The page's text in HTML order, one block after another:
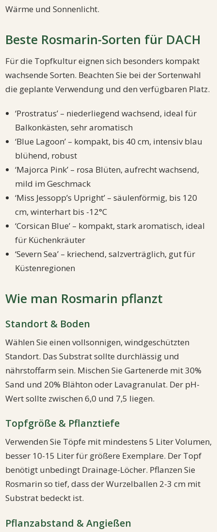
Wärme und Sonnenlicht.
Beste Rosmarin-Sorten für DACH
Für die Topfkultur eignen sich besonders kompakt
wachsende Sorten. Beachten Sie bei der Sortenwahl
die geplante Verwendung und den verfügbaren Platz.
‘Prostratus’ – niederliegend wachsend, ideal für
Balkonkästen, sehr aromatisch
‘Blue Lagoon’ – kompakt, bis 40 cm, intensiv blau
blühend, robust
‘Majorca Pink’ – rosa Blüten, aufrecht wachsend,
mild im Geschmack
‘Miss Jessopp’s Upright’ – säulenförmig, bis 120
cm, winterhart bis -12°C
‘Corsican Blue’ – kompakt, stark aromatisch, ideal
für Küchenkräuter
‘Severn Sea’ – kriechend, salzverträglich, gut für
Küstenregionen
Wie man Rosmarin pflanzt
Standort & Boden
Wählen Sie einen vollsonnigen, windgeschützten
Standort. Das Substrat sollte durchlässig und
nährstoffarm sein. Mischen Sie Gartenerde mit 30%
Sand und 20% Blähton oder Lavagranulat. Der pH-
Wert sollte zwischen 6,0 und 7,5 liegen.
Topfgröße & Pflanztiefe
Verwenden Sie Töpfe mit mindestens 5 Liter Volumen,
besser 10-15 Liter für größere Exemplare. Der Topf
benötigt unbedingt Drainage-Löcher. Pflanzen Sie
Rosmarin so tief, dass der Wurzelballen 2-3 cm mit
Substrat bedeckt ist.
Pflanzabstand & Angießen